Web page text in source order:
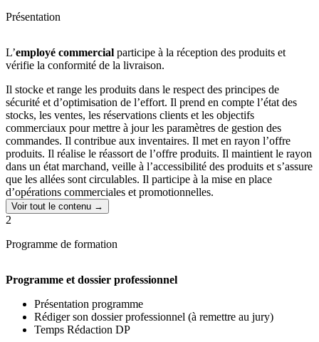
Présentation
L’employé commercial participe à la réception des produits et
vérifie la conformité de la livraison.
Il stocke et range les produits dans le respect des principes de
sécurité et d’optimisation de l’effort. Il prend en compte l’état des
stocks, les ventes, les réservations clients et les objectifs
commerciaux pour mettre à jour les paramètres de gestion des
commandes. Il contribue aux inventaires. Il met en rayon l’offre
produits. Il réalise le réassort de l’offre produits. Il maintient le rayon
dans un état marchand, veille à l’accessibilité des produits et s’assure
que les allées sont circulables. Il participe à la mise en place
d’opérations commerciales et promotionnelles.
Pour contribuer à l’attractivité de l’unité marchande et satisfaire la
clients. Il les accueille avec attention et répond à leur demande afin
Modalités possibles pour cette formation :
Continue : 6 mois + 280 heures en stage
Alternance : Contrat pro. ou apprentissage de 12 à 24 mois
Voir tout le contenu →
2
Programme de formation
Programme et dossier professionnel
Présentation programme
Rédiger son dossier professionnel (à remettre au jury)
Temps Rédaction DP